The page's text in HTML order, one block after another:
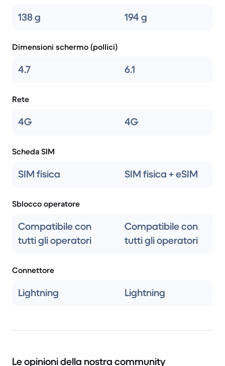
138 g 194 g
Dimensioni schermo (pollici)
4.7 6.1
Rete
4G 4G
Scheda SIM
SIM fisica SIM fisica + eSIM
Sblocco operatore
Compatibile con
tutti gli operatori
Compatibile con
tutti gli operatori
Connettore
Lightning Lightning
Le opinioni della nostra community